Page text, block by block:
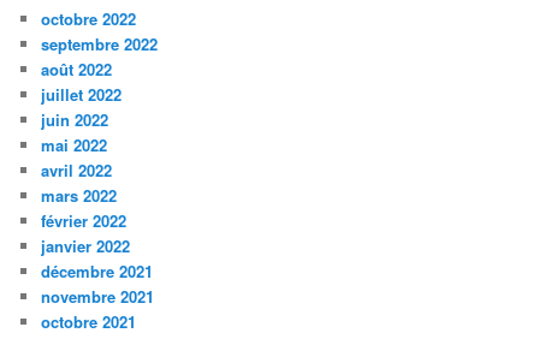
octobre 2022
septembre 2022
août 2022
juillet 2022
juin 2022
mai 2022
avril 2022
mars 2022
février 2022
janvier 2022
décembre 2021
novembre 2021
octobre 2021